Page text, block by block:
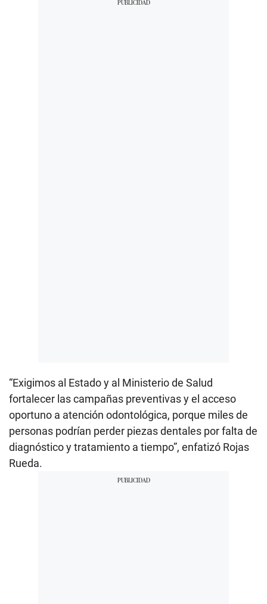
“Exigimos al Estado y al Ministerio de Salud
fortalecer las campañas preventivas y el acceso
oportuno a atención odontológica, porque miles de
personas podrían perder piezas dentales por falta de
diagnóstico y tratamiento a tiempo”, enfatizó Rojas
Rueda.